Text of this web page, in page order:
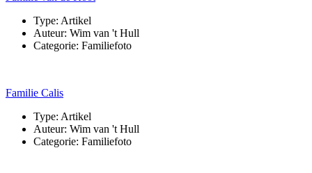
Type: Artikel
Auteur: Wim van 't Hull
Categorie: Familiefoto
Familie Calis
Type: Artikel
Auteur: Wim van 't Hull
Categorie: Familiefoto